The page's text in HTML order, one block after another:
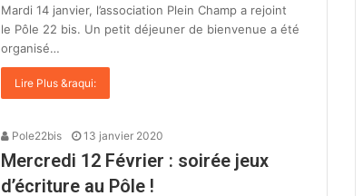
Mardi 14 janvier, l’association Plein Champ a rejoint
le Pôle 22 bis. Un petit déjeuner de bienvenue a été
organisé…
Lire Plus &raqui:
Pole22bis 13 janvier 2020
Mercredi 12 Février : soirée jeux
d’écriture au Pôle !
GECLA